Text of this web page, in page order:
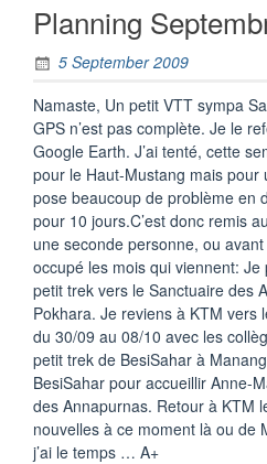
Planning
5 September 2009
Namaste, Un petit VTT sympa
GPS n’est pas complète. Je le
Google Earth. J’ai tenté, cette
pour le Haut-Mustang mais pour
pose beaucoup de problème en
pour 10 jours.C’est donc remis
une seconde personne, ou
occupé les mois qui viennent:
petit trek vers le Sanctuaire des
Pokhara. Je reviens à KTM
du 30/09 au 08/10 avec les
petit trek de BesiSahar à
BesiSahar pour accueillir Anne-
des Annapurnas. Retour à KTM
nouvelles à ce moment là ou de
j’ai le temps … A+